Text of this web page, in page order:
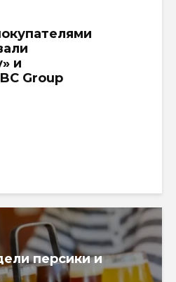
и
Group
персики и